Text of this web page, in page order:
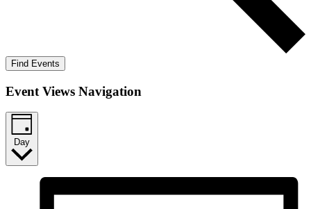
Find Events
Event Views Navigation
Day